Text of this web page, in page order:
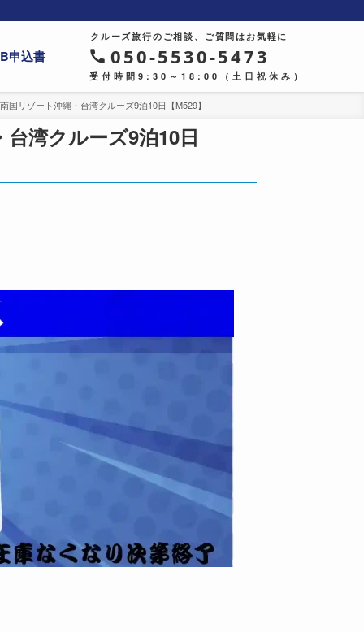
申込書
クルーズ旅行のご相談、ご質問はお気軽に
050-5530-5473
受付時間9:30～18:00（土日祝休み）
リゾート沖縄・台湾クルーズ9泊10日【M529】
湾クルーズ9泊10日